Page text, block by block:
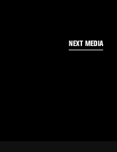
NEXT MEDIA